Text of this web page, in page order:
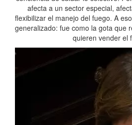
afecta a un sector especial,
flexibilizar el manejo del fuego. A
generalizado: fue como la gota que
quieren vender el